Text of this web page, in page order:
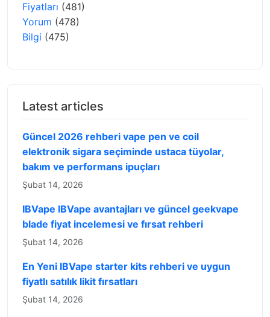
Fiyatları (481)
Yorum (478)
Bilgi (475)
Latest articles
Güncel 2026 rehberi vape pen ve coil
elektronik sigara seçiminde ustaca tüyolar,
bakım ve performans ipuçları
Şubat 14, 2026
IBVape IBVape avantajları ve güncel geekvape
blade fiyat incelemesi ve fırsat rehberi
Şubat 14, 2026
En Yeni IBVape starter kits rehberi ve uygun
fiyatlı satılık likit fırsatları
Şubat 14, 2026